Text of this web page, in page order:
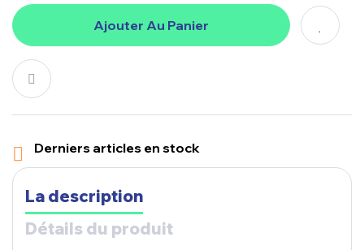
Ajouter Au Panier
 Derniers articles en stock
La description
Détails du produit